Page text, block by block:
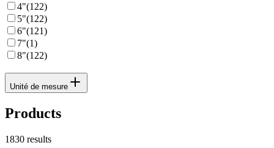
4"(122)
5"(122)
6"(121)
7"(1)
8"(122)
Unité de mesure
Products
1830 results